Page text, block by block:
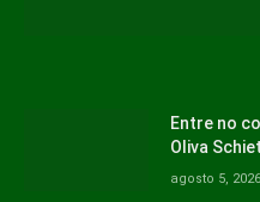
Entre no
Oliva
agosto 5, 2026